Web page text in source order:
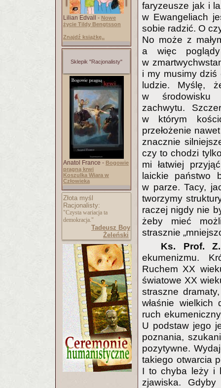
Lilian Edvall - Nowe
życie Tildy Bengtsson
Znajdź książkę..
Sklepik "Racjonalisty"
Anatol France - Bogowie
pragną krwi
Koszulka Wiara w
Człowieka
Złota myśl
Racjonalisty:
"Czysta wariacja ta
demokracja."
Tadeusz Boy
Żeleński
faryzeusze jak i
w Ewangeliach
sobie radzić. O
No może z
a więc
w
i my musimy dziś
ludzie. Myślę,
w środowisku
zachwytu.
w którym
przełożenie
znacznie
czy to chodzi
mi łatwiej
laickie państwo
w parze. Tacy,
tworzymy
raczej nigdy nie
żeby mieć
strasznie
Ks. Prof.
ekumenizmu.
Ruchem XX
światowe XX
straszne
właśnie wielkich
ruch
U podstaw jego
poznania,
pozytywne.
takiego otwarcia
I to chyba leży i
zjawiska.